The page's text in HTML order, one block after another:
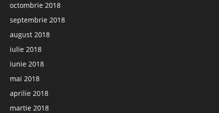
octombrie 2018
septembrie 2018
august 2018
iulie 2018
iunie 2018
mai 2018
aprilie 2018
martie 2018